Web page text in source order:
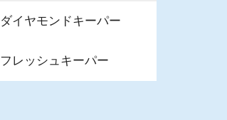
ダイヤモンドキーパー
フレッシュキーパー